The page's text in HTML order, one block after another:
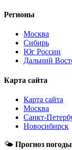
Регионы
Москва
Сибирь
Юг России
Дальний
Карта сайта
Карта сайта
Москва
Санкт-
Новосибирск
🌤 Прогноз